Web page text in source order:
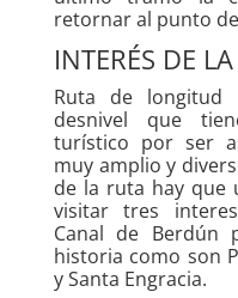
retornar al punto
INTERÉS DE
Ruta de longitud
desnivel que
turístico por ser
muy amplio y
de la ruta hay que
visitar tres
Canal de
historia como son
y Santa Engracia.